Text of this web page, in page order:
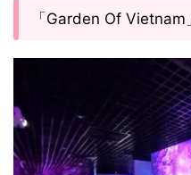
「Garden Of